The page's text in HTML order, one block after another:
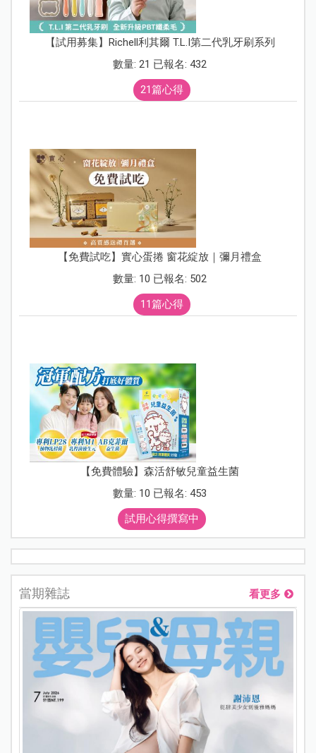
【試用募集】Richell利其爾 T.L.I第二代乳牙刷系列
數量: 21 已報名: 432
21篇心得
【免費試吃】實心蛋捲 窗花綻放｜彌月禮盒
數量: 10 已報名: 502
11篇心得
【免費體驗】森活舒敏兒童益生菌
數量: 10 已報名: 453
試用心得撰寫中
當期雜誌 看更多